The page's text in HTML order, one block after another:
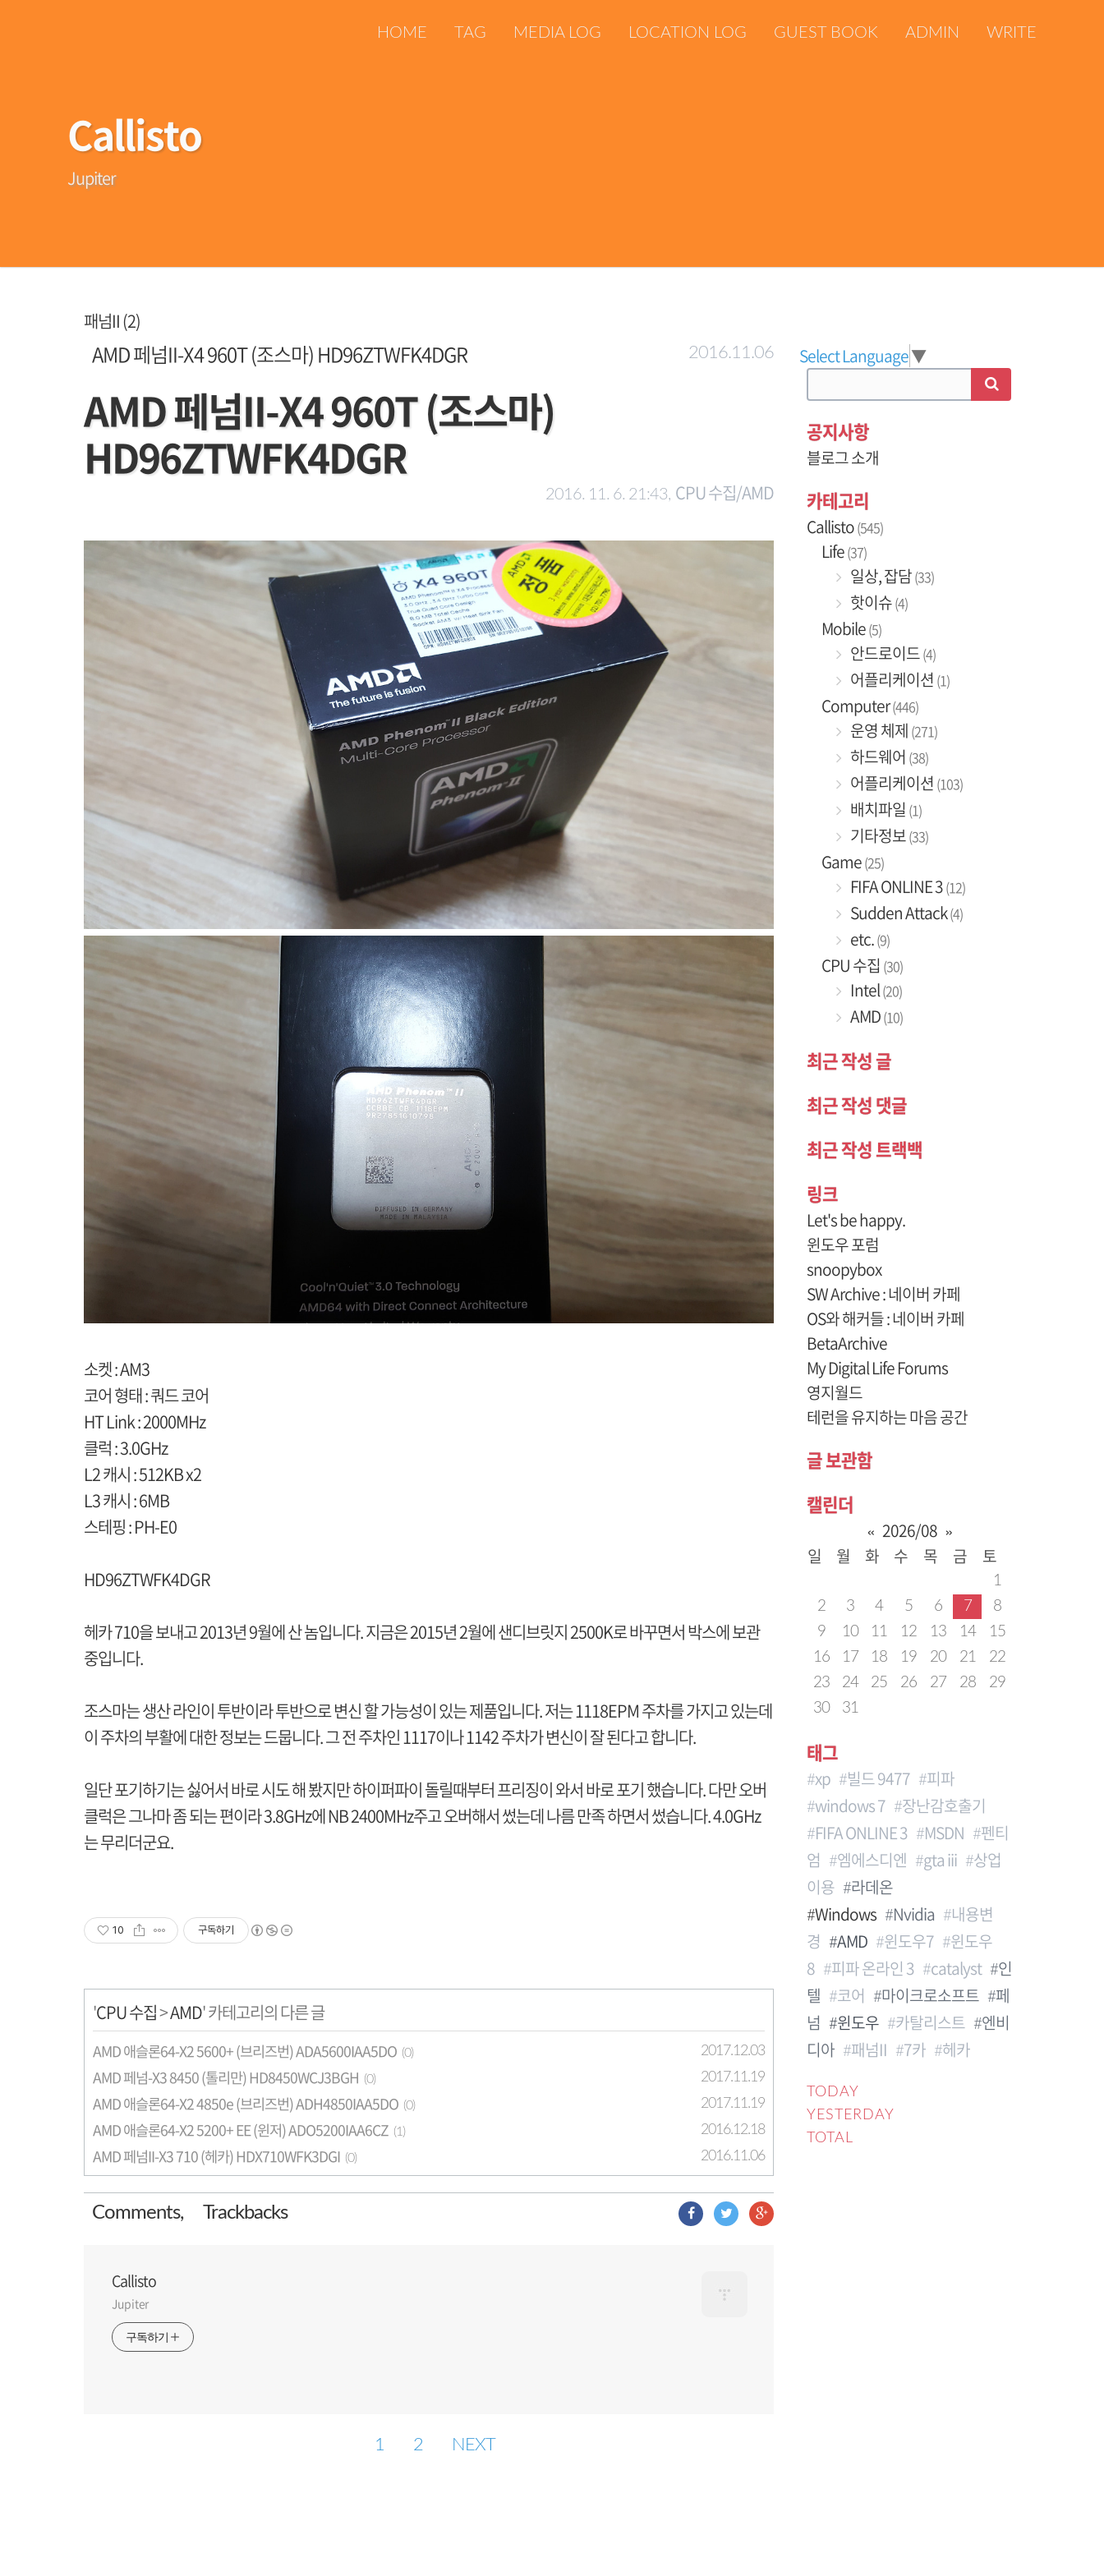
HOME TAG MEDIA LOG LOCATION LOG GUEST BOOK ADMIN WRITE
Callisto
Jupiter
패넘II (2)
AMD 페넘II-X4 960T (조스마) HD96ZTWFK4DGR 2016.11.06
AMD 페넘II-X4 960T (조스마)
HD96ZTWFK4DGR
2016. 11. 6. 21:43, CPU 수집/AMD
소켓 : AM3
코어 형태 : 쿼드 코어
HT Link : 2000MHz
클럭 : 3.0GHz
L2 캐시 : 512KB x2
L3 캐시 : 6MB
스테핑 : PH-E0
HD96ZTWFK4DGR
헤카 710을 보내고 2013년 9월에 산 놈입니다. 지금은 2015년 2월에 샌디브릿지 2500K로 바꾸면서 박스에 보관
중입니다.
조스마는 생산 라인이 투반이라 투반으로 변신 할 가능성이 있는 제품입니다. 저는 1118EPM 주차를 가지고 있는데
이 주차의 부활에 대한 정보는 드뭅니다. 그 전 주차인 1117이나 1142 주차가 변신이 잘 된다고 합니다.
일단 포기하기는 싫어서 바로 시도 해 봤지만 하이퍼파이 돌릴때부터 프리징이 와서 바로 포기 했습니다. 다만 오버
클럭은 그나마 좀 되는 편이라 3.8GHz에 NB 2400MHz주고 오버해서 썼는데 나름 만족 하면서 썼습니다. 4.0GHz
는 무리더군요.
10 구독하기
'CPU 수집>AMD' 카테고리의 다른 글
AMD 애슬론64-X2 5600+ (브리즈번) ADA5600IAA5DO (0) 2017.12.03
AMD 페넘-X3 8450 (톨리만) HD8450WCJ3BGH (0) 2017.11.19
AMD 애슬론64-X2 4850e (브리즈번) ADH4850IAA5DO (0) 2017.11.19
AMD 애슬론64-X2 5200+ EE (윈저) ADO5200IAA6CZ (1) 2016.12.18
AMD 페넘II-X3 710 (헤카) HDX710WFK3DGI (0) 2016.11.06
Comments, Trackbacks
Callisto
Jupiter
구독하기
1 2 NEXT
Select Language▼
공지사항
블로그 소개
카테고리
Callisto(545)
Life(37)
일상, 잡담(33)
핫이슈(4)
Mobile(5)
안드로이드(4)
어플리케이션 (1)
Computer(446)
운영 체제 (271)
하드웨어 (38)
어플리케이션 (103)
배치파일 (1)
기타정보(33)
Game(25)
FIFA ONLINE 3(12)
Sudden Attack(4)
etc.(9)
CPU 수집 (30)
Intel(20)
AMD(10)
최근 작성 글
최근 작성 댓글
최근 작성 트랙백
링크
Let's be happy.
윈도우 포럼
snoopybox
SW Archive : 네이버 카페
OS와 해커들 : 네이버 카페
BetaArchive
My Digital Life Forums
영지월드
테런을 유지하는 마음 공간
글 보관함
캘린더
« 2026/08 »
일
월 화 수 목 금 토
1
2
3 4 5 6 7
8
9
10 11 12 13 14
15
16
17 18 19 20 21
22
23
24 25 26 27 28
29
30
31
태그
xp 빌드 9477
피파
windows 7
장난감호출기
FIFA ONLINE 3
MSDN
펜티
엄
엠에스디엔 gta iii
상업
이용
라데온
Windows
Nvidia
내용변
경
AMD 윈도우7
윈도우
8
피파 온라인 3 catalyst
인
텔
코어 마이크로소프트
페
넘
윈도우 카탈리스트
엔비
디아
패넘II 7카 헤카
TODAY
YESTERDAY
TOTAL